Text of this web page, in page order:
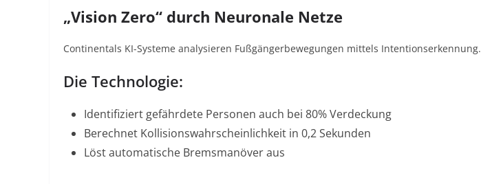
„Vision Zero“ durch Neuronale Netze
Continentals KI-Systeme analysieren Fußgängerbewegungen mittels Intentionserkennung.
Die Technologie:
Identifiziert gefährdete Personen auch bei 80% Verdeckung
Berechnet Kollisionswahrscheinlichkeit in 0,2 Sekunden
Löst automatische Bremsmanöver aus